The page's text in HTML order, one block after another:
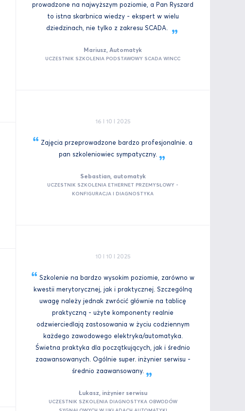
prowadzone na najwyższym poziomie, a Pan Ryszard
to istna skarbnica wiedzy - ekspert w wielu
dziedzinach, nie tylko z zakresu SCADA.
Mariusz, Automatyk
UCZESTNIK SZKOLENIA PODSTAWOWY SCADA WINCC
16 I 10 I 2025
Zajęcia przeprowadzone bardzo profesjonalnie. a
pan szkoleniowiec sympatyczny.
Sebastian, automatyk
UCZESTNIK SZKOLENIA ETHERNET PRZEMYSŁOWY -
KONFIGURACJA I DIAGNOSTYKA
10 I 10 I 2025
Szkolenie na bardzo wysokim poziomie, zarówno w
kwestii merytorycznej, jak i praktycznej. Szczególną
uwagę należy jednak zwrócić głównie na tablicę
praktyczną - użyte komponenty realnie
odzwierciedlają zastosowania w życiu codziennym
każdego zawodowego elektryka/automatyka.
Świetna praktyka dla początkujących, jak i średnio
zaawansowanych. Ogólnie super. inżynier serwisu -
średnio zaawansowany.
Łukasz, inżynier serwisu
UCZESTNIK SZKOLENIA DIAGNOSTYKA OBWODÓW